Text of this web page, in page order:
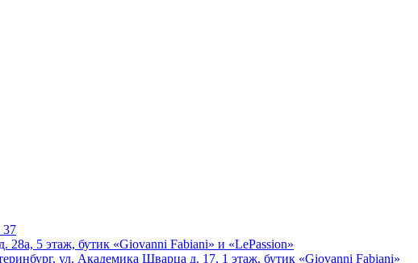
37
28а, 5 этаж, бутик «Giovanni Fabiani» и «LePassion»
ул. Академика Шварца д. 17, 1 этаж, бутик «Giovanni Fabiani»